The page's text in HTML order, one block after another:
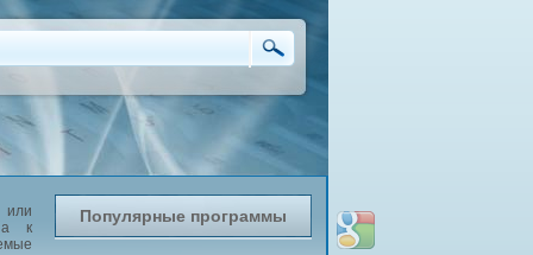
или
к
Популярные программы